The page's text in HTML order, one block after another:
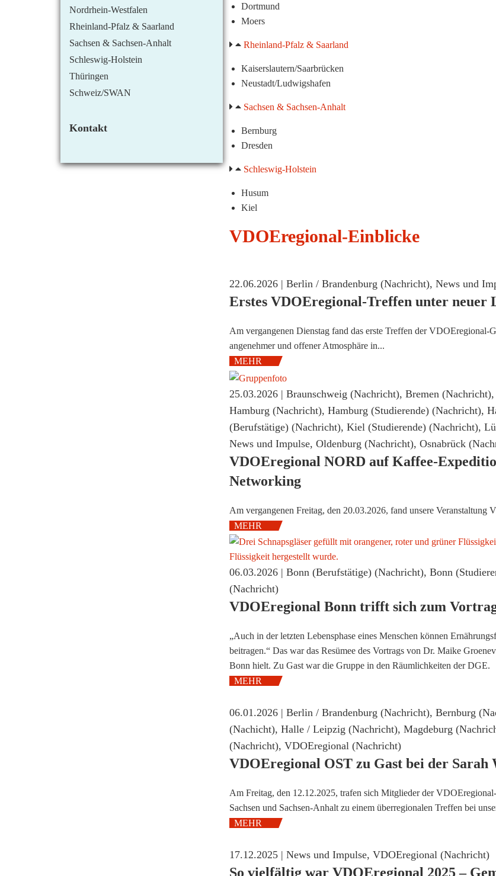
Nordrhein-Westfalen
Rheinland-Pfalz & Saarland
Sachsen & Sachsen-Anhalt
Schleswig-Holstein
Thüringen
Schweiz/SWAN
Kontakt
Dortmund
Moers
Rheinland-Pfalz & Saarland
Kaiserslautern/Saarbrücken
Neustadt/Ludwigshafen
Sachsen & Sachsen-Anhalt
Bernburg
Dresden
Schleswig-Holstein
Husum
Kiel
VDOEregional-Einblicke
22.06.2026 | Berlin / Brandenburg (Nachricht), News und
Erstes VDOEregional-Treffen unter neuer
Am vergangenen Dienstag fand das erste Treffen der
angenehmer und offener Atmosphäre in...
MEHR
25.03.2026 | Braunschweig (Nachricht), Bremen (Nachricht),
Hamburg (Nachricht), Hamburg (Studierende) (Nachricht),
(Berufstätige) (Nachricht), Kiel (Studierende) (Nachricht),
News und Impulse, Oldenburg (Nachricht), Osnabrück
VDOEregional NORD auf Kaffee-
Networking
Am vergangenen Freitag, den 20.03.2026, fand unsere
MEHR
06.03.2026 | Bonn (Berufstätige) (Nachricht), Bonn
(Nachricht)
VDOEregional Bonn trifft sich zum
„Auch in der letzten Lebensphase eines Menschen können
beitragen.“ Das war das Resümee des Vortrags von Dr. Maike
Bonn hielt. Zu Gast war die Gruppe in den Räumlichkeiten der DGE.
MEHR
06.01.2026 | Berlin / Brandenburg (Nachricht), Bernburg
(Nachicht), Halle / Leipzig (Nachricht), Magdeburg
(Nachricht), VDOEregional (Nachricht)
VDOEregional OST zu Gast bei der Sarah
Am Freitag, den 12.12.2025, trafen sich Mitglieder der
Sachsen und Sachsen-Anhalt zu einem überregionalen Treffen bei
MEHR
17.12.2025 | News und Impulse, VDOEregional (Nachricht)
So vielfältig war VDOEregional 2025 –